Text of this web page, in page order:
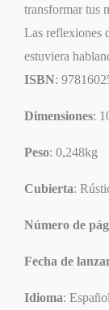
transformar tus
Las reflexiones
estuviera
ISBN:
Dimensiones:
Peso: 0,248kg
Cubierta:
Número de
Fecha de
Idioma: Español